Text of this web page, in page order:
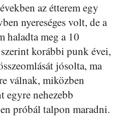
az étterem egy
nyereséges volt, de a
haladta meg a 10
szerint korábbi punk évei,
jósolta, ma
válnak, miközben
egyre nehezebb
próbál talpon maradni.